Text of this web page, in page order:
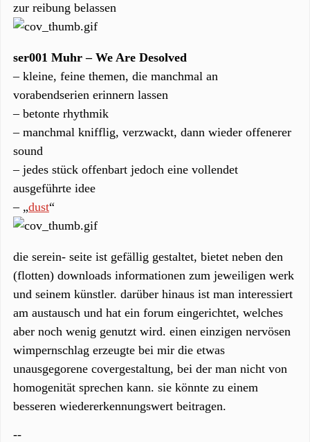
zur reibung belassen
ser001 Muhr – We Are Desolved
– kleine, feine themen, die manchmal an
vorabendserien erinnern lassen
– betonte rhythmik
– manchmal knifflig, verzwackt, dann wieder offenerer
sound
– jedes stück offenbart jedoch eine vollendet
ausgeführte idee
– „dust“
die serein- seite ist gefällig gestaltet, bietet neben den
(flotten) downloads informationen zum jeweiligen werk
und seinem künstler. darüber hinaus ist man interessiert
am austausch und hat ein forum eingerichtet, welches
aber noch wenig genutzt wird. einen einzigen nervösen
wimpernschlag erzeugte bei mir die etwas
unausgegorene covergestaltung, bei der man nicht von
homogenität sprechen kann. sie könnte zu einem
besseren wiedererkennungswert beitragen.
--